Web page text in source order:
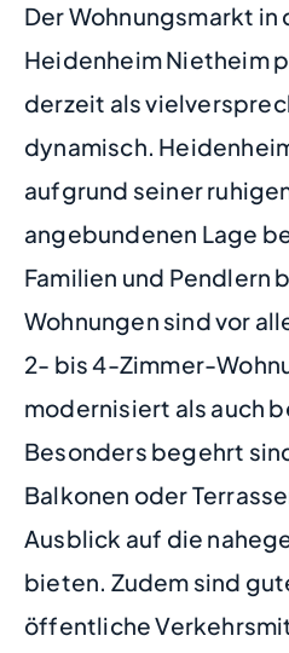
Der Wohnungsmarkt in
Heidenheim Nietheim
derzeit als
dynamisch.
aufgrund seiner
angebundenen Lage
Familien und
Wohnungen sind vor
2- bis 4-Zimmer-
modernisiert als auch
Besonders begehrt
Balkonen oder
Ausblick auf die
bieten. Zudem sind
öffentliche